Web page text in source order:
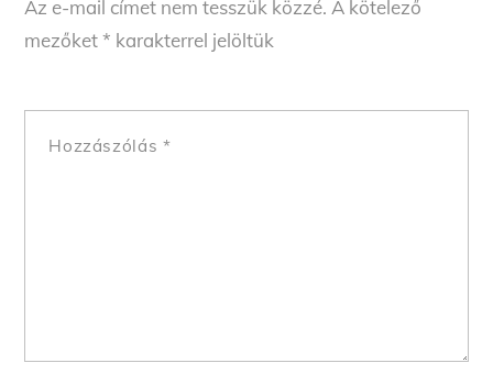
Az e-mail címet nem tesszük közzé. A kötelező
mezőket* karakterrel jelöltük
Hozzászólás *